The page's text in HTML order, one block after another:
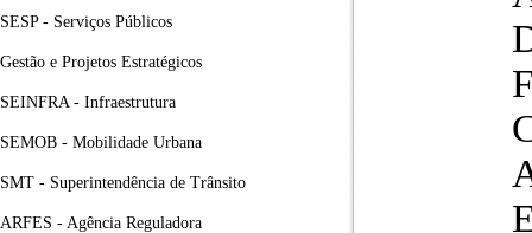
SESP - Serviços Públicos
Gestão e Projetos Estratégicos
SEINFRA - Infraestrutura
SEMOB - Mobilidade Urbana
SMT - Superintendência de Trânsito
ARFES - Agência Reguladora